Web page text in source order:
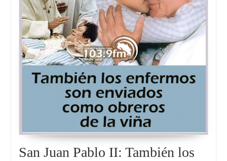
San Juan Pablo II: También los